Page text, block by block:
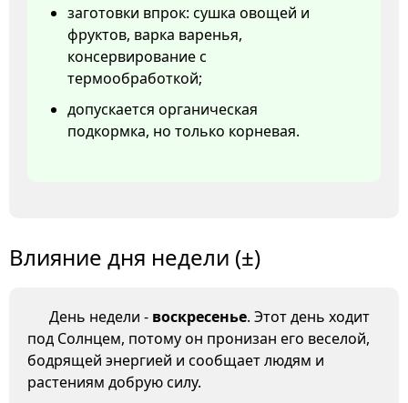
заготовки впрок: сушка овощей и
фруктов, варка варенья,
консервирование с
термообработкой;
допускается органическая
подкормка, но только корневая.
Влияние дня недели (±)
День недели - воскресенье. Этот день ходит
под Солнцем, потому он пронизан его веселой,
бодрящей энергией и сообщает людям и
растениям добрую силу.